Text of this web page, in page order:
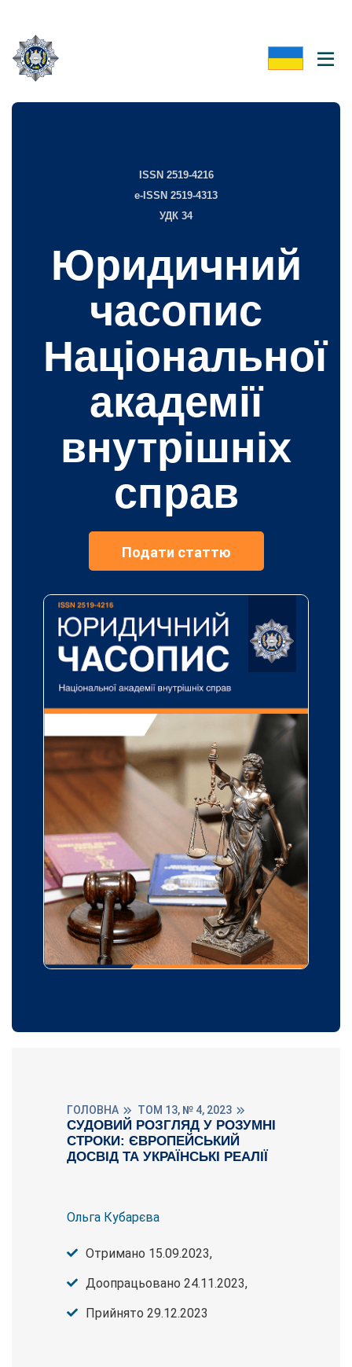
ISSN 2519-4216
e-ISSN 2519-4313
УДК 34
Юридичний
часопис
Національної
академії
внутрішніх
справ
Подати статтю
ГОЛОВНА ТОМ 13, № 4, 2023
СУДОВИЙ РОЗГЛЯД У РОЗУМНІ
СТРОКИ: ЄВРОПЕЙСЬКИЙ
ДОСВІД ТА УКРАЇНСЬКІ РЕАЛІЇ
Ольга Кубарєва
Отримано 15.09.2023,
Доопрацьовано 24.11.2023,
Прийнято 29.12.2023